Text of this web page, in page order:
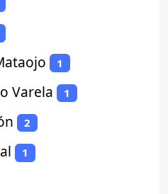
1
Varela 1
2
1